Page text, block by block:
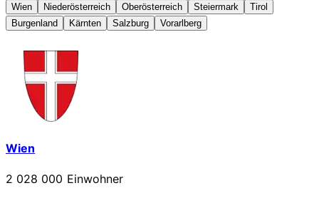
Wien Niederösterreich Oberösterreich Steiermark
Tirol
Burgenland
Kärnten Salzburg Vorarlberg
Wien
2 028 000 Einwohner